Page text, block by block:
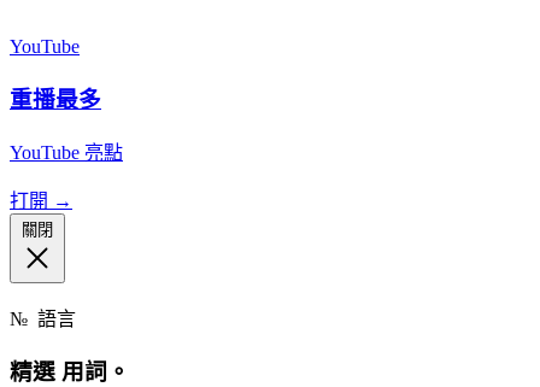
YouTube
重播最多
YouTube 亮點
打開 →
關閉
№ 語言
精選 用詞。